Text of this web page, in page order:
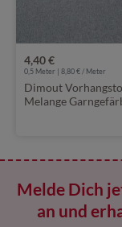
4,40 €
0,5 Meter | 8,80 € / Meter
Dimout
Melange
Melde Dich
an und